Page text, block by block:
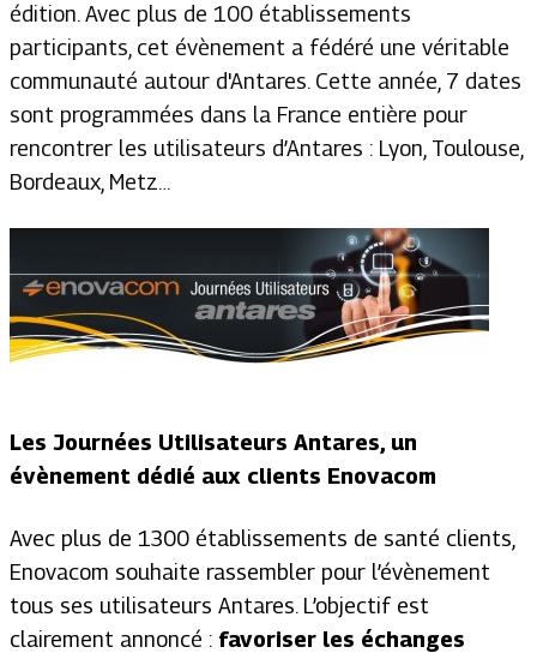
édition. Avec plus de 100 établissements
participants, cet évènement a fédéré une véritable
communauté autour d'Antares. Cette année, 7 dates
sont programmées dans la France entière pour
rencontrer les utilisateurs d’Antares : Lyon, Toulouse,
Bordeaux, Metz…
Les Journées Utilisateurs Antares, un
évènement dédié aux clients Enovacom
Avec plus de 1300 établissements de santé clients,
Enovacom souhaite rassembler pour l’évènement
tous ses utilisateurs Antares. L’objectif est
clairement annoncé : favoriser les échanges